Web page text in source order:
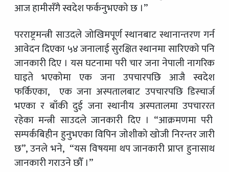
आज हामीसँगै स्वदेश फर्कनुभएको छ ।”
परराष्ट्रमन्त्री साउदले जोखिमपूर्ण स्थानबाट स्थानान्तरण गर्न
आवेदन दिएका ५४ जनालाई सुरक्षित स्थानमा सारिएको पनि
जानकारी दिए । यस घटनामा परी चार जना नेपाली नागरिक
घाइते भएकोमा एक जना उपचारपछि आजै स्वदेश
फर्किएका, एक जना अस्पतालबाट उपचारपछि डिस्चार्ज
भएका र बाँकी दुई जना स्थानीय अस्पतालमा उपचाररत
रहेका मन्त्री साउदले जानकारी दिए । “आक्रमणमा परी
सम्पर्कबिहीन हुनुभएका विपिन जोशीको खोजी निरन्तर जारी
छ”, उनले भने, “यस विषयमा थप जानकारी प्राप्त हुनासाथ
जानकारी गराउने छौँ ।”